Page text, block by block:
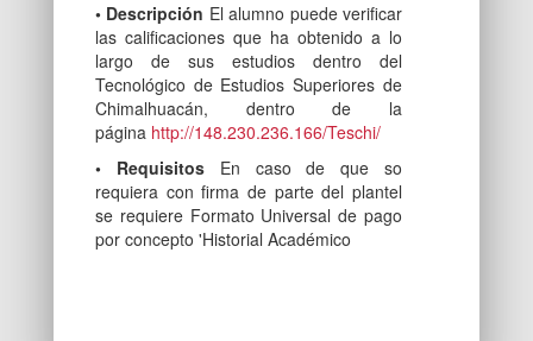
• Descripción El alumno puede verificar
las calificaciones que ha obtenido a lo
largo de sus estudios dentro del
Tecnológico de Estudios Superiores de
Chimalhuacán, dentro de la
página http://148.230.236.166/Teschi/
• RequisitosEn caso de que so
requiera con firma de parte del plantel
se requiere Formato Universal de pago
por concepto 'Historial Académico